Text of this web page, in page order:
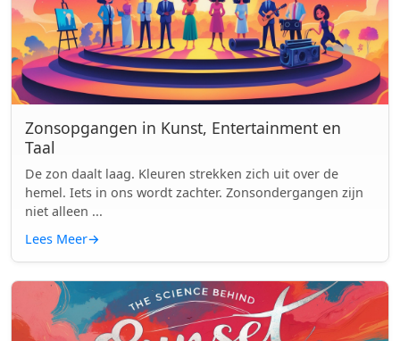
Zonsopgangen in Kunst, Entertainment en
Taal
De zon daalt laag. Kleuren strekken zich uit over de
hemel. Iets in ons wordt zachter. Zonsondergangen zijn
niet alleen ...
Lees Meer→